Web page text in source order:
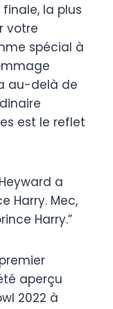
la plus
votre
spécial à
au-delà de
est le reflet
a
Harry. Mec,
Harry.”
aperçu
2022 à